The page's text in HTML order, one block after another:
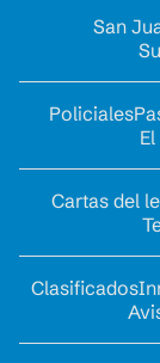
San
Policiales
Cartas del
Clasificados